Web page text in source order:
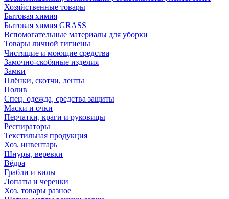
Хозяйственные товары
Бытовая химия
Бытовая химия GRASS
Вспомогательные материалы для уборки
Товары личной гигиены
Чистящие и моющие средства
Замочно-скобяные изделия
Замки
Плёнки, скотчи, ленты
Полив
Спец. одежда, средства защиты
Маски и очки
Перчатки, краги и руковицы
Респираторы
Текстильная продукция
Хоз. инвентарь
Шнуры, веревки
Вёдра
Грабли и вилы
Лопаты и черенки
Хоз. товары разное